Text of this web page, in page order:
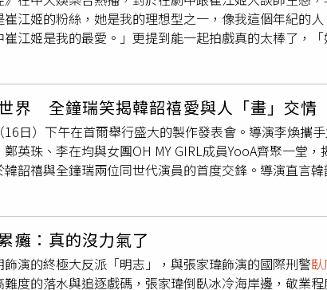
取自 tvn_drama IG）韓劇《臥底洪小姐》亮點2. 票房
王」朴信惠強勢回歸愛情喜劇領域！這次她將挑戰演
精明幹練的證券監督院第一位女性監督官「洪金寶」
歲高中畢業的呆萌女職員「洪帳美」潛入內部。預告
，這種「表裡不一」的精分演技令人捧腹。然而，這
現後，徹底亂了套。（圖／取自 tvn_drama IG）韓劇《
，譜出「舊情復燃」辦公室戀情與朴信惠搭檔的是演技多
隔十三年再度合作，讓許多資深韓劇迷驚喜不已。高庚
藏野心重返汝矣島、只相信「數字才是誠實」的天才
時期竟暗戀過女主角。當昔日單戀對象變成眼前看似單
辦公室裡，發展出一段既驚險又爆笑的羅曼史。（圖
，ITZY有娜戲劇初登場，河潤景、曹瀚結加盟助陣除了
多活力。大勢女團 ITZY 成員申有娜迎來眾所矚目的戲
與姊姊截然不同，她不愛讀書、遊蕩街頭，這對反差
》走紅的「春日暖陽」河潤景，飾演社長秘書兼洪金
江姬的粉絲，她是我的理想型之一，像我這個年紀的
江姬是我的最愛。」更提到能一起拍戲真的太棒了，
到她還是會『喔！是崔江姬』！」因為眼神看起來總
受控》經常對崔江姬放電，就連崔江姬對於李相燁的眼
軸圍繞在懸疑、
等劇情，兩人之間的感情戲沒有很
剛剛好，「我覺得一旦拍更多感情戲，整個框架就會被
相燁在《特務不受控》對於初戀相當癡情，戲外他則是
老婆「好可愛」，就連身為好友同時也是媒人的名主持
呼：「眼裡都冒著愛心。」李相燁更分享初次見到太
，根本不敢看對方，李相燁更自嘲：「那天一直目視
界 全鐘瑞笑揭韓韶禧愛與人「畫」交情
日）下午在首爾舉行盛大的製作發表會。導演李煥攜手
英珠、李在均與女團OH MY GIRL成員YooA齊聚一堂，
韶禧與全鐘瑞兩位同世代演員的首度交鋒。導演直言
年輕世代的能量，也承載著不安與衝動，讓故事更具
既緊張又期待，更讚美全鐘瑞對角色的高度投入，讓對
在拍攝過程最大的力量來源。除了雙女主角強強聯手，
演出，最終仍被作品的挑戰性與堅強陣容打動而加入；
乎極限的投入感，展現出角色的殘暴與壓迫；而YooA
色，更將以充滿層次的「新鮮背叛感」，開啟演員生
癱：真的沒力氣了
演的終極大反派「明志」，與張家瑋飾演的國際刑警
度的落水與追逐戲碼，張家瑋倒臥冰冷海岸邊，敬業